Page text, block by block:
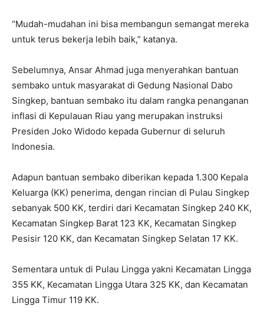
“Mudah-mudahan ini bisa membangun semangat mereka
untuk terus bekerja lebih baik,” katanya.
Sebelumnya, Ansar Ahmad juga menyerahkan bantuan
sembako untuk masyarakat di Gedung Nasional Dabo
Singkep, bantuan sembako itu dalam rangka penanganan
inflasi di Kepulauan Riau yang merupakan instruksi
Presiden Joko Widodo kepada Gubernur di seluruh
Indonesia.
Adapun bantuan sembako diberikan kepada 1.300 Kepala
Keluarga (KK) penerima, dengan rincian di Pulau Singkep
sebanyak 500 KK, terdiri dari Kecamatan Singkep 240 KK,
Kecamatan Singkep Barat 123 KK, Kecamatan Singkep
Pesisir 120 KK, dan Kecamatan Singkep Selatan 17 KK.
Sementara untuk di Pulau Lingga yakni Kecamatan Lingga
355 KK, Kecamatan Lingga Utara 325 KK, dan Kecamatan
Lingga Timur 119 KK.